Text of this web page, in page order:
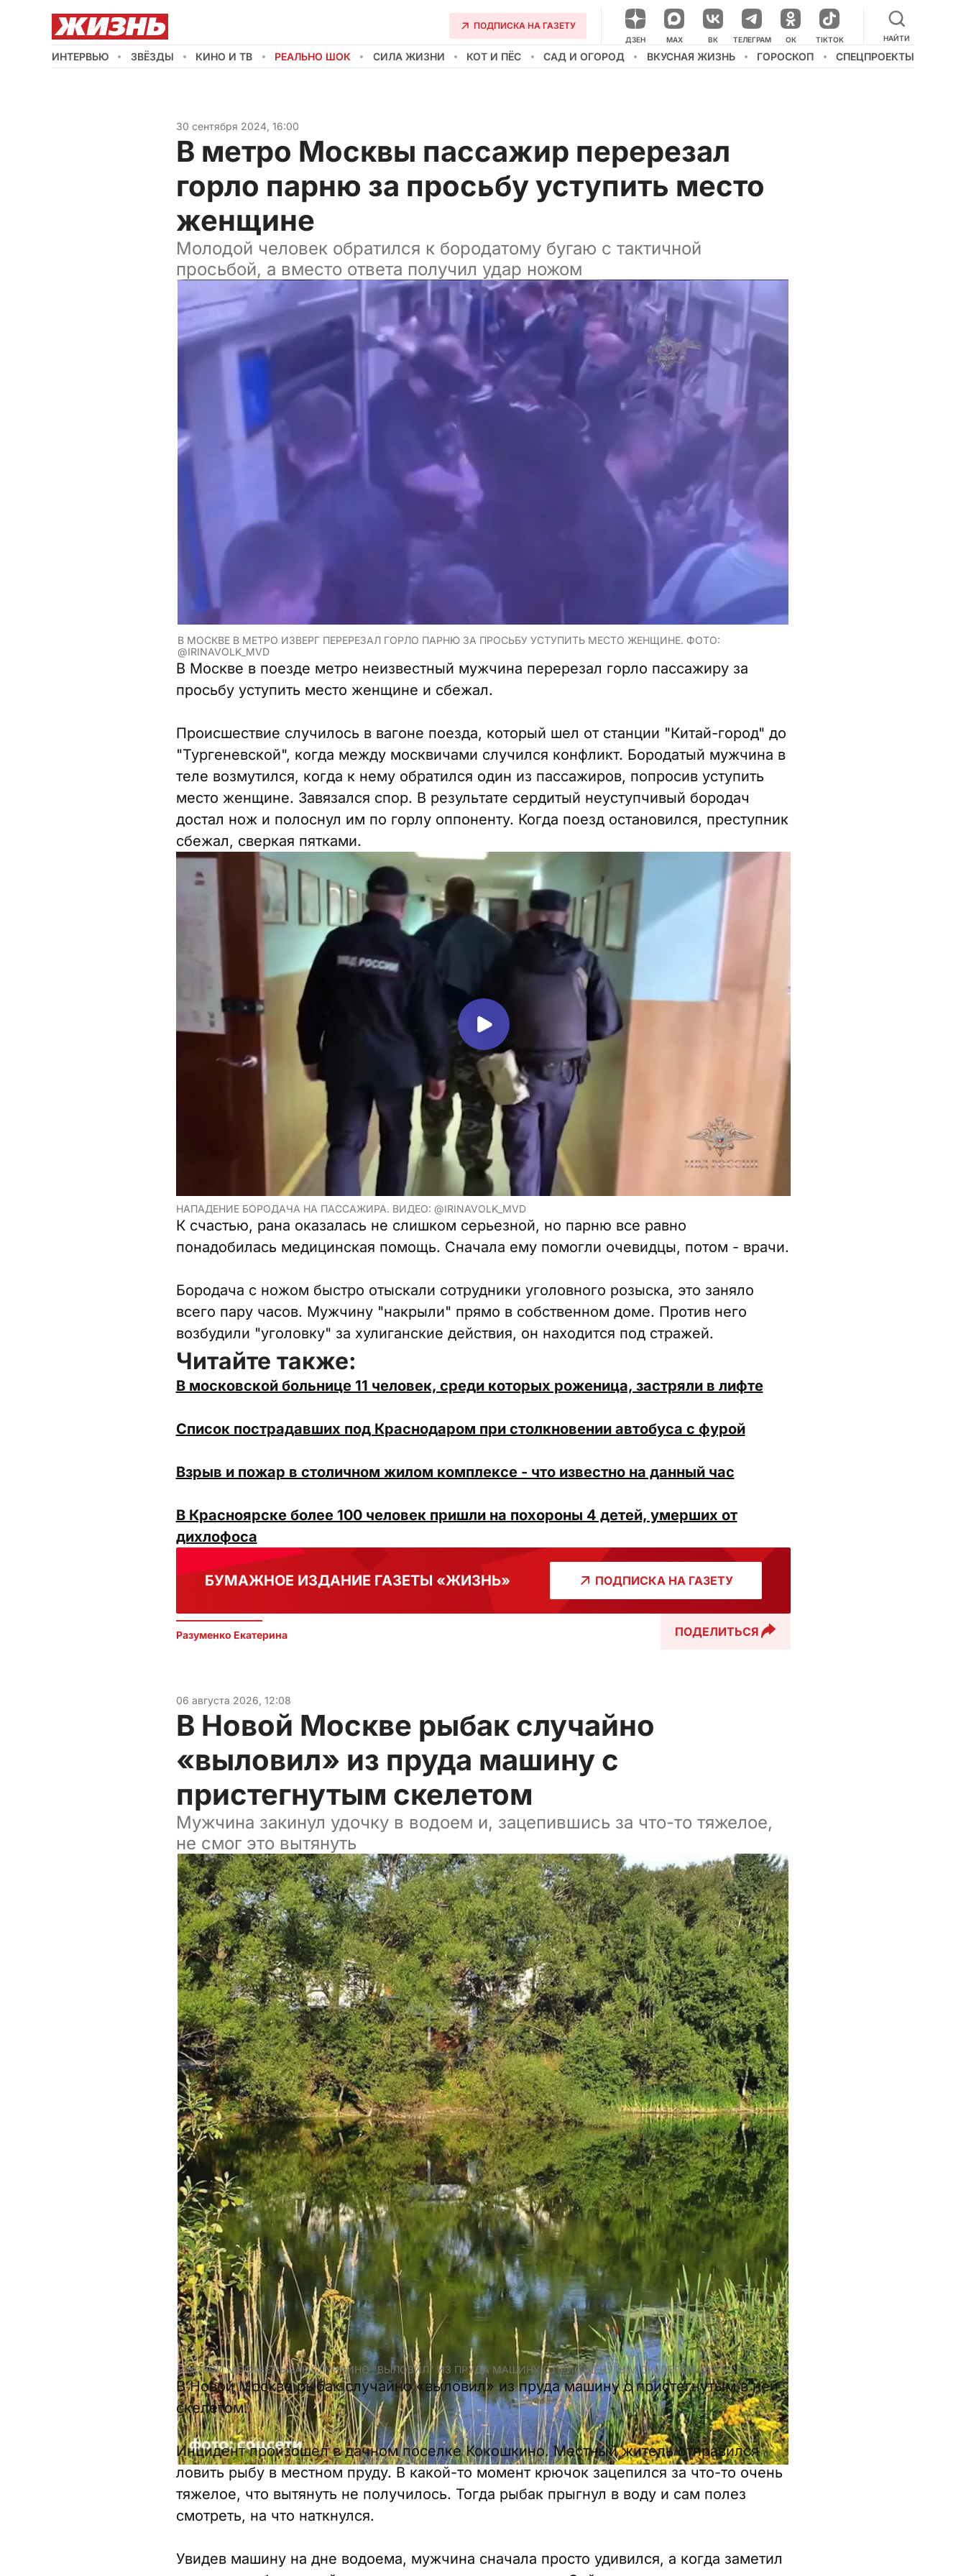
ПОДПИСКА НА ГАЗЕТУ
ДЗЕН НАШ КАНАЛ В МЕССЕНДЖЕРЕ
MAX ВК ТЕЛЕГРАМ ОК TIKTOK НАЙТИ
ИНТЕРВЬЮ ЗВЁЗДЫ КИНО И ТВ РЕАЛЬНО ШОК СИЛА ЖИЗНИ КОТ И ПЁС САД И ОГОРОД ВКУСНАЯ ЖИЗНЬ ГОРОСКОП СПЕЦПРОЕКТЫ
30 сентября 2024, 16:00
В метро Москвы пассажир перерезал
горло парню за просьбу уступить место
женщине
Молодой человек обратился к бородатому бугаю с тактичной
просьбой, а вместо ответа получил удар ножом
В МОСКВЕ В МЕТРО ИЗВЕРГ ПЕРЕРЕЗАЛ ГОРЛО ПАРНЮ ЗА ПРОСЬБУ УСТУПИТЬ МЕСТО ЖЕНЩИНЕ. ФОТО:
@IRINAVOLK_MVD
В Москве в поезде метро неизвестный мужчина перерезал горло пассажиру за
просьбу уступить место женщине и сбежал.
Происшествие случилось в вагоне поезда, который шел от станции "Китай-город" до
"Тургеневской", когда между москвичами случился конфликт. Бородатый мужчина в
теле возмутился, когда к нему обратился один из пассажиров, попросив уступить
место женщине. Завязался спор. В результате сердитый неуступчивый бородач
достал нож и полоснул им по горлу оппоненту. Когда поезд остановился, преступник
сбежал, сверкая пятками.
НАПАДЕНИЕ БОРОДАЧА НА ПАССАЖИРА. ВИДЕО: @IRINAVOLK_MVD
К счастью, рана оказалась не слишком серьезной, но парню все равно
понадобилась медицинская помощь. Сначала ему помогли очевидцы, потом - врачи.
Бородача с ножом быстро отыскали сотрудники уголовного розыска, это заняло
всего пару часов. Мужчину "накрыли" прямо в собственном доме. Против него
возбудили "уголовку" за хулиганские действия, он находится под стражей.
Читайте также:
В московской больнице 11 человек, среди которых роженица, застряли в лифте
Список пострадавших под Краснодаром при столкновении автобуса с фурой
Взрыв и пожар в столичном жилом комплексе - что известно на данный час
В Красноярске более 100 человек пришли на похороны 4 детей, умерших от
дихлофоса
БУМАЖНОЕ ИЗДАНИЕ ГАЗЕТЫ «ЖИЗНЬ» ПОДПИСКА НА ГАЗЕТУ
Разуменко Екатерина ПОДЕЛИТЬСЯ
06 августа 2026, 12:08
В Новой Москве рыбак случайно
«выловил» из пруда машину с
пристегнутым скелетом
Мужчина закинул удочку в водоем и, зацепившись за что-то тяжелое,
не смог это вытянуть
В НОВОЙ МОСКВЕ РЫБАК СЛУЧАЙНО "ВЫЛОВИЛ" ИЗ ПРУДА МАШИНУ С ПРИСТЕГНУТЫМ СКЕЛЕТОМ. ФОТО: СОЦСЕТИ
В Новой Москве рыбак случайно «выловил» из пруда машину с пристегнутым в ней
скелетом.
Инцидент произошел в дачном поселке Кокошкино. Местный житель отправился
ловить рыбу в местном пруду. В какой-то момент крючок зацепился за что-то очень
тяжелое, что вытянуть не получилось. Тогда рыбак прыгнул в воду и сам полез
смотреть, на что наткнулся.
Увидев машину на дне водоема, мужчина сначала просто удивился, а когда заметил